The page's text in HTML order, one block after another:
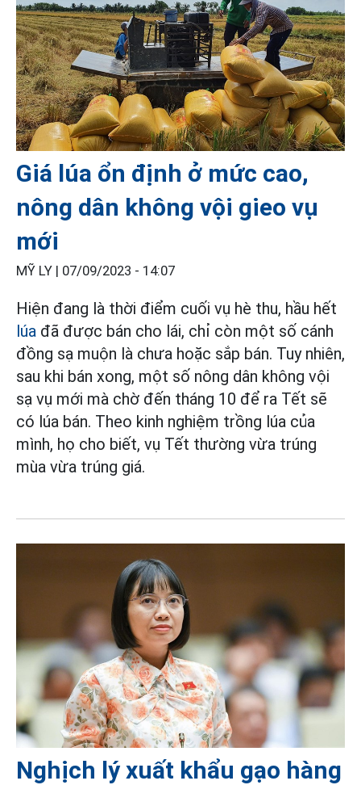
Giá lúa ổn định ở mức cao,
nông dân không vội gieo vụ
mới
MỸ LY | 07/09/2023 - 14:07
Hiện đang là thời điểm cuối vụ hè thu, hầu hết
lúa đã được bán cho lái, chỉ còn một số cánh
đồng sạ muộn là chưa hoặc sắp bán. Tuy nhiên,
sau khi bán xong, một số nông dân không vội
sạ vụ mới mà chờ đến tháng 10 để ra Tết sẽ
có lúa bán. Theo kinh nghiệm trồng lúa của
mình, họ cho biết, vụ Tết thường vừa trúng
mùa vừa trúng giá.
Nghịch lý xuất khẩu gạo hàng